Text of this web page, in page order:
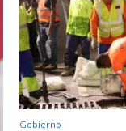
Gobierno